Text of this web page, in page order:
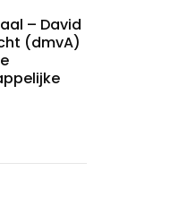
– David
(dmvA)